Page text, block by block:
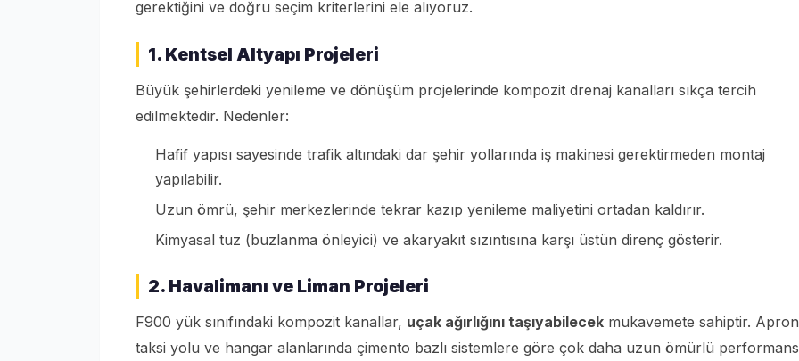
gerektiğini ve doğru seçim kriterlerini ele alıyoruz.
1. Kentsel Altyapı Projeleri
Büyük şehirlerdeki yenileme ve dönüşüm projelerinde kompozit drenaj kanalları sıkça tercih
edilmektedir. Nedenler:
Hafif yapısı sayesinde trafik altındaki dar şehir yollarında iş makinesi gerektirmeden montaj
yapılabilir.
Uzun ömrü, şehir merkezlerinde tekrar kazıp yenileme maliyetini ortadan kaldırır.
Kimyasal tuz (buzlanma önleyici) ve akaryakıt sızıntısına karşı üstün direnç gösterir.
2. Havalimanı ve Liman Projeleri
F900 yük sınıfındaki kompozit kanallar, uçak ağırlığını taşıyabilecek mukavemete sahiptir.
taksi yolu ve hangar alanlarında çimento bazlı sistemlere göre çok daha uzun ömürlü performans